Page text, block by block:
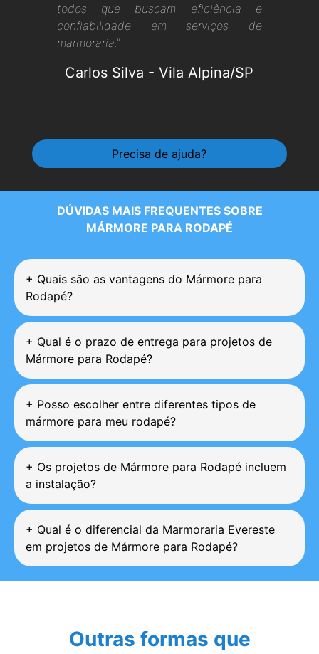
todos que buscam eficiência e
confiabilidade em serviços de
marmoraria."
Carlos Silva -Vila Alpina/SP
Precisa de ajuda?
DÚVIDAS MAIS FREQUENTES SOBRE
MÁRMORE PARA RODAPÉ
+ Quais são as vantagens do Mármore para
Rodapé?
+ Qual é o prazo de entrega para projetos de
Mármore para Rodapé?
+ Posso escolher entre diferentes tipos de
mármore para meu rodapé?
+ Os projetos de Mármore para Rodapé incluem
a instalação?
+ Qual é o diferencial da Marmoraria Evereste
em projetos de Mármore para Rodapé?
Outras formas que